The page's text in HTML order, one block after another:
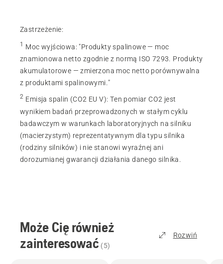
Zastrzeżenie:
1 Moc wyjściowa: "Produkty spalinowe — moc
znamionowa netto zgodnie z normą ISO 7293. Produkty
akumulatorowe — zmierzona moc netto porównywalna
z produktami spalinowymi."
2 Emisja spalin (CO2 EU V): Ten pomiar CO2 jest
wynikiem badań przeprowadzonych w stałym cyklu
badawczym w warunkach laboratoryjnych na silniku
(macierzystym) reprezentatywnym dla typu silnika
(rodziny silników) i nie stanowi wyraźnej ani
dorozumianej gwarancji działania danego silnika.
Może Cię również
zainteresować (5)
Rozwiń